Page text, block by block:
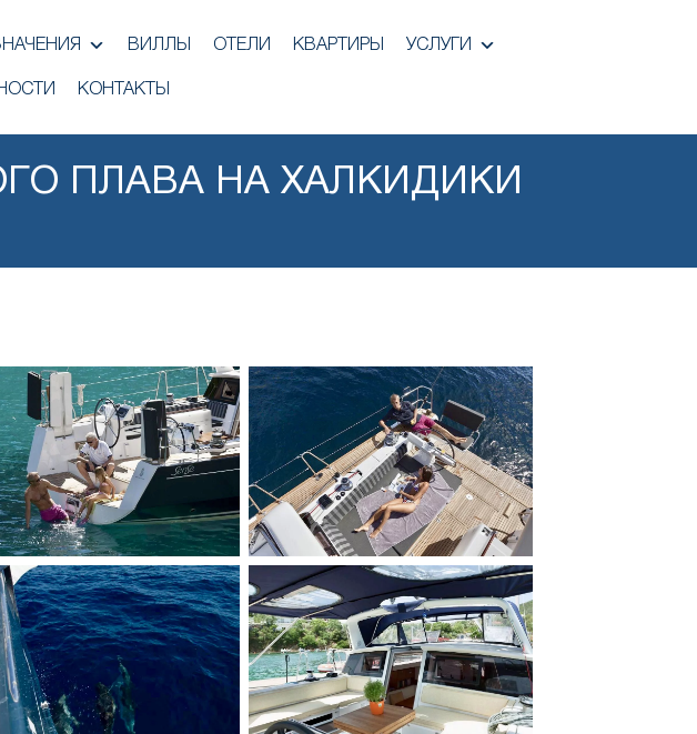
ВИЛЛЫ ОТЕЛИ КВАРТИРЫ УСЛУГИ
КОНТАКТЫ
ПЛАВА НА ХАЛКИДИКИ